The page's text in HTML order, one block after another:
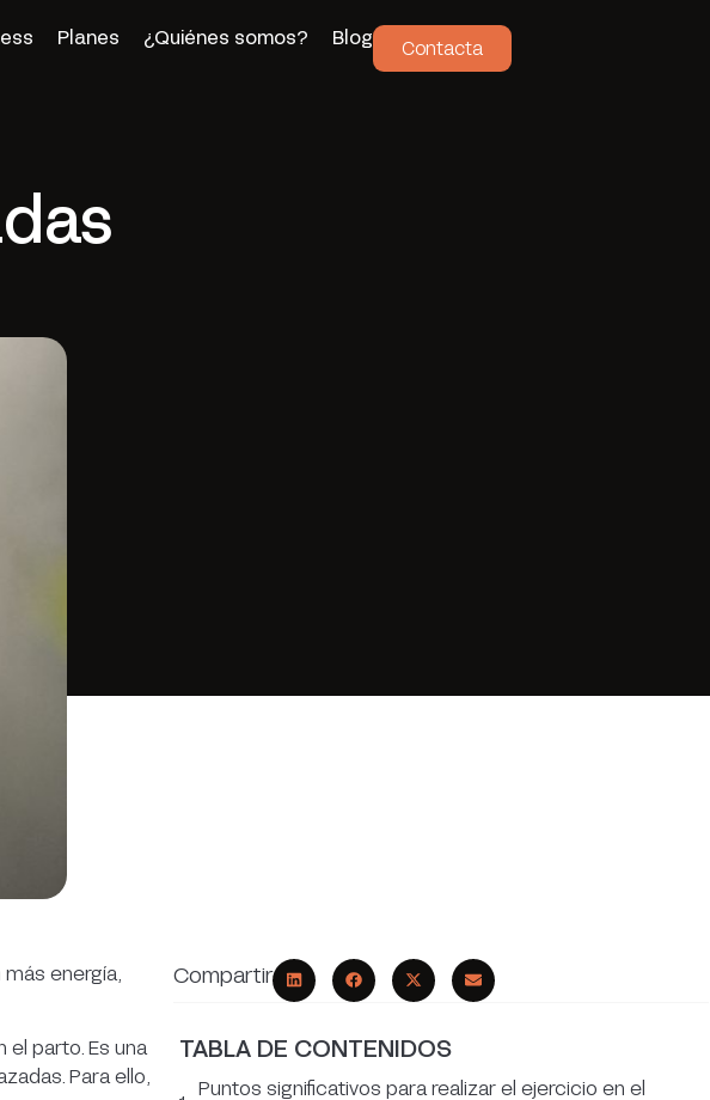
Planes ¿Quiénes somos? Blog Contacta
energía,
parto. Es una
Para ello,
Compartir
TABLA DE CONTENIDOS
Puntos significativos para realizar el ejercicio en el